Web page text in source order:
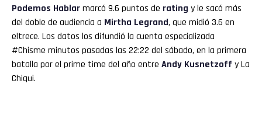
Podemos Hablarmarcó 9.6 puntos de rating y le sacó más
del doble de audiencia a Mirtha Legrand, que midió 3.6 en
eltrece. Los datos los difundió la cuenta especializada
#Chisme minutos pasadas las 22:22 del sábado, en la primera
batalla por el prime time del año entre Andy Kusnetzoff y La
Chiqui.